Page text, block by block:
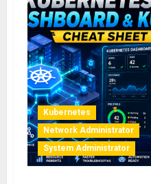
Kubernetes
Network Administrator
System Administrator